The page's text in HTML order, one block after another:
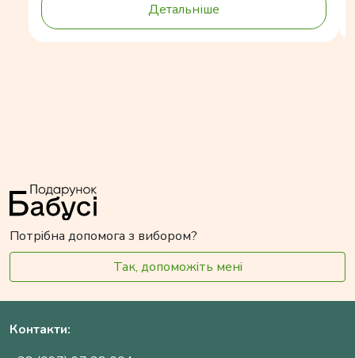
Детальніше
Потрібна допомога з вибором?
Так, допоможіть мені
Контакти: